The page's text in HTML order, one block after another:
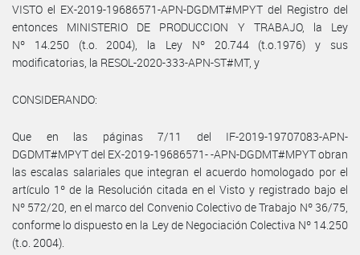
VISTO el EX-2019-19686571-APN-DGDMT#MPYT del Registro del
entonces MINISTERIO DE PRODUCCION Y TRABAJO, la Ley
Nº 14.250 (t.o. 2004), la Ley Nº 20.744 (t.o.1976) y sus
modificatorias, la RESOL-2020-333-APN-ST#MT, y
CONSIDERANDO:
Que en las páginas 7/11 del IF-2019-19707083-APN-
DGDMT#MPYT del EX-2019-19686571- -APN-DGDMT#MPYT obran
las escalas salariales que integran el acuerdo homologado por el
artículo 1º de la Resolución citada en el Visto y registrado bajo el
Nº 572/20, en el marco del Convenio Colectivo de Trabajo Nº 36/75,
conforme lo dispuesto en la Ley de Negociación Colectiva Nº 14.250
(t.o. 2004).